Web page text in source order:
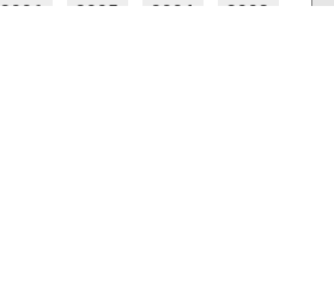
2006 2005 2004 2003